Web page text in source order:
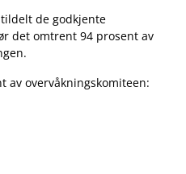
de godkjente
det omtrent 94 prosent av
av overvåkningskomiteen: